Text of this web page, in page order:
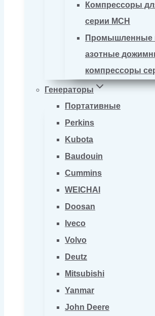
Компрессоры
серии MCH
Промышленные
азотные
компрессоры
Генераторы
Портативные
Perkins
Kubota
Baudouin
Cummins
WEICHAI
Doosan
Iveco
Volvo
Deutz
Mitsubishi
Yanmar
John Deere